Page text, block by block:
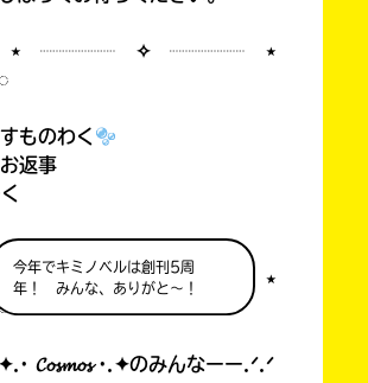
ぼく、のべぺんです。よろしく！
⋆ ┈┈┈┈ ✧ ┈┈┈┈ ⋆
ものわく
返事
⋆ ┈┈┈┈ ✧ ┈┈┈┈ ⋆
✦.· 𝓒𝓸𝓼𝓶𝓸𝓼 ·.✦のみんなーー.ᐟ.ᐟ